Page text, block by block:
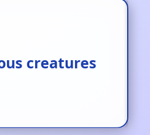
creatures
yaratıklar